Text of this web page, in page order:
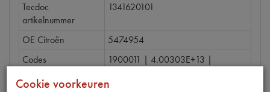
Tecdoc
artikelnummer
1341620101
OE Citroën
5474954
Codes
1900011 | 4.00303E+13 |
Cookie voorkeuren